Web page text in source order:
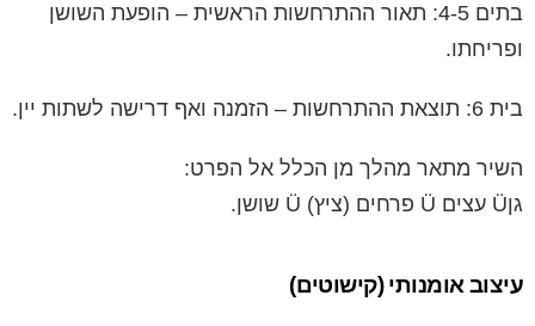
בתים 4-5: תאור ההתרחשות הראשית – הופעת השושן
ופריחתו.
בית 6: תוצאת ההתרחשות – הזמנה ואף דרישה לשתות יין.
השיר מתאר מהלך מן הכלל אל הפרט:
גןÜ עצים Ü פרחים (ציץ) Ü שושן.
עיצוב אומנותי (קישוטים)